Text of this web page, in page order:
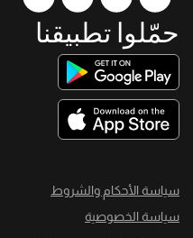
حمّلوا تطبيقنا
سياسة الأحكام والشروط
سياسة الخصوصية